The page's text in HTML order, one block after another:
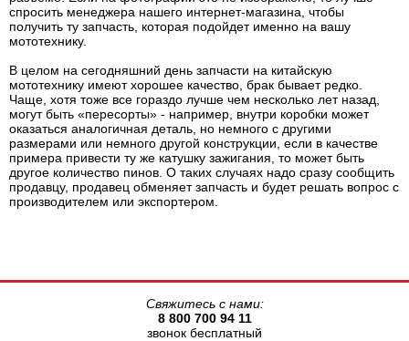
спросить менеджера нашего интернет-магазина, чтобы
получить ту запчасть, которая подойдет именно на вашу
мототехнику.
В целом на сегодняшний день запчасти на китайскую
мототехнику имеют хорошее качество, брак бывает редко.
Чаще, хотя тоже все гораздо лучше чем несколько лет назад,
могут быть «пересорты» - например, внутри коробки может
оказаться аналогичная деталь, но немного с другими
размерами или немного другой конструкции, если в качестве
примера привести ту же катушку зажигания, то может быть
другое количество пинов. О таких случаях надо сразу сообщить
продавцу, продавец обменяет запчасть и будет решать вопрос с
производителем или экспортером.
Свяжитесь с нами:
8 800 700 94 11
звонок бесплатный